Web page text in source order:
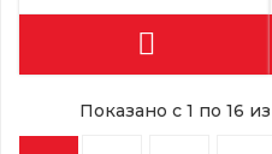
Показано с 1 по 16